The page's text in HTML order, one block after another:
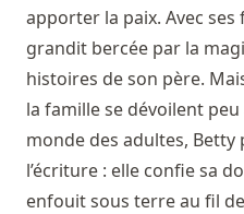
apporter la paix. Avec
grandit bercée par la
histoires de son père.
la famille se dévoilent
monde des adultes, Betty
l’écriture : elle confie sa
enfouit sous terre au fil